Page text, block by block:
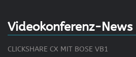
Videokonferenz-News
CLICKSHARE CX MIT BOSE VB1